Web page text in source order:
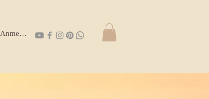
Anmelden